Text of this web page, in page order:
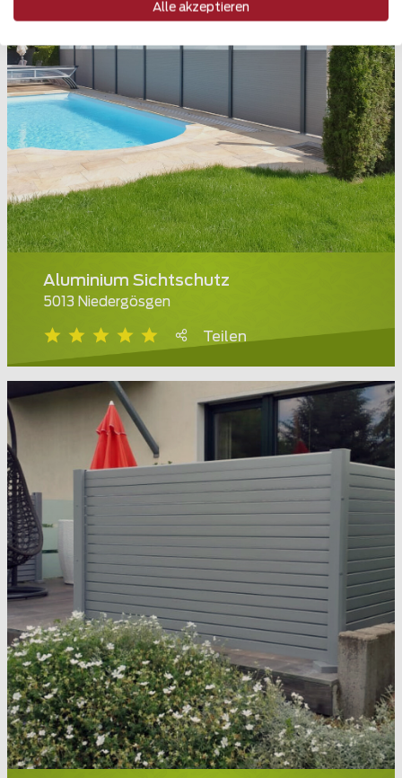
Aluminium Sichtschutz
5013 Niedergösgen
Teilen
Alle akzeptieren